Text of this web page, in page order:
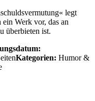
legt
Werk vor, das an
überbieten ist.
Kategorien: Humor &